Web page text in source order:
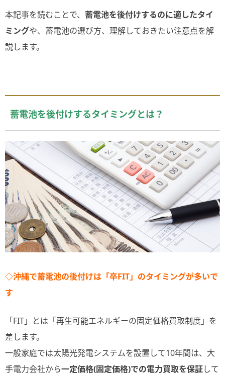
本記事を読むことで、 蓄電池を後付けするのに適したタイ
ミングや、蓄電池の選び方、理解しておきたい注意点を解
説します。
蓄電池を後付けするタイミングとは？
◇沖縄で蓄電池の後付けは「卒FIT」のタイミングが多いで
す
「FIT」とは「再生可能エネルギーの固定価格買取制度」を
差します。
一般家庭では太陽光発電システムを設置して10年間は、大
手電力会社から一定価格(固定価格)での電力買取を保証して